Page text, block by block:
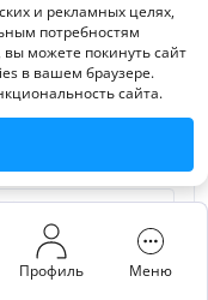
Профиль Меню
и рекламных целях,
потребностям
вы можете покинуть сайт
в вашем браузере.
сайта.